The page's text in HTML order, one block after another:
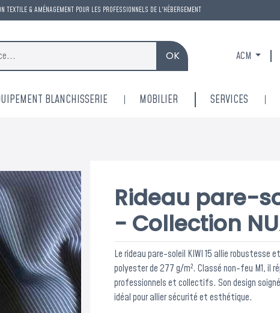
TEXTILE & AMÉNAGEMENT POUR LES PROFESSIONNELS DE L'HÉBERGEMENT
OK ACM
BLANCHISSERIE MOBILIER SERVICES
Rideau pare-
- Collection
Le rideau pare-soleil KIWI 15 allie robustesse
polyester de 277 g/m². Classé non-feu M1, il
professionnels et collectifs. Son design
idéal pour allier sécurité et esthétique.